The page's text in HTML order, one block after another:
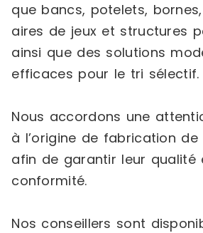
que bancs, potelets,
aires de jeux et structures
ainsi que des solutions
efficaces pour le tri sélectif.
Nous accordons une
à l’origine de fabrication
afin de garantir leur qualité
conformité.
Nos conseillers sont